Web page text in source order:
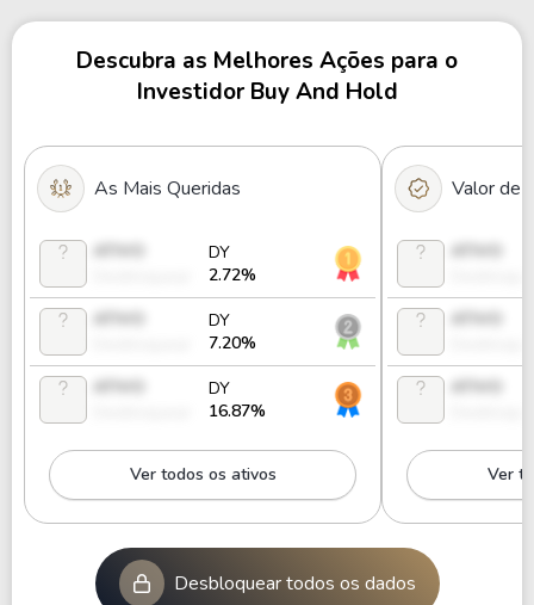
Descubra as Melhores Ações para o
Investidor Buy And Hold
As Mais Queridas
DY
2.72%
DY
7.20%
DY
16.87%
Ver todos os ativos
Valor de
Ver
Desbloquear todos os dados